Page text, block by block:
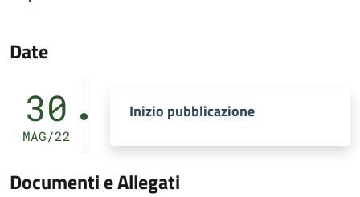
Date
30
MAG/22
Inizio pubblicazione
Documenti e Allegati